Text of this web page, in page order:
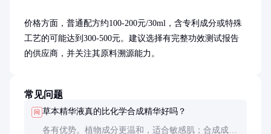
价格方面，普通配方约100-200元/30ml，含专利成分或特殊
工艺的可能达到300-500元。建议选择有完整功效测试报告
的供应商，并关注其原料溯源能力。
常见问题
问 草本精华液真的比化学合成精华好吗？
各有优势。植物成分更温和，适合敏感肌；合成成分